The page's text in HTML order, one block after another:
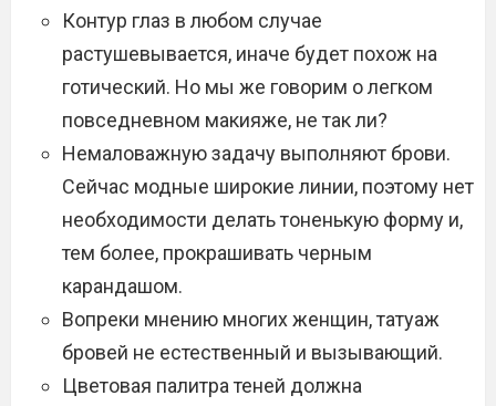
Контур глаз в любом случае
растушевывается, иначе будет похож на
готический. Но мы же говорим о легком
повседневном макияже, не так ли?
Немаловажную задачу выполняют брови.
Сейчас модные широкие линии, поэтому нет
необходимости делать тоненькую форму и,
тем более, прокрашивать черным
карандашом.
Вопреки мнению многих женщин, татуаж
бровей не естественный и вызывающий.
Цветовая палитра теней должна